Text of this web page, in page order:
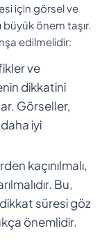
için görsel ve
önem taşır.
edilmelidir:
ve
dikkatini
Görseller,
iyi
kaçınılmalı,
Bu,
dikkat süresi göz
önemlidir.